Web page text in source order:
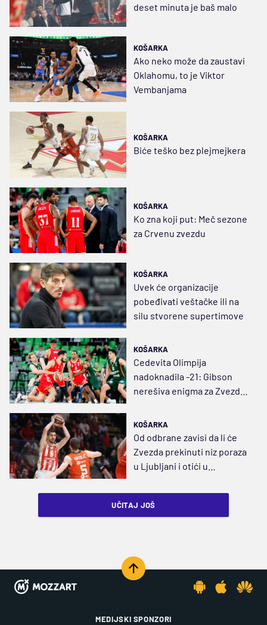
deset minuta je baš malo
KOŠARKA
Ako neko može da zaustavi
Oklahomu, to je Viktor
Vembanjama
KOŠARKA
Biće teško bez plejmejkera
KOŠARKA
Ko zna koji put: Meč sezone
za Crvenu zvezdu
KOŠARKA
Uvek će organizacije
pobeđivati veštačke ili na
silu stvorene supertimove
KOŠARKA
Cedevita Olimpija
nadoknadila -21: Gibson
nerešiva enigma za Zvezdu,
KOŠARKA
Od odbrane zavisi da li će
Zvezda prekinuti niz poraza
u Ljubljani i otići u
UČITAJ JOŠ
MEDIJSKI SPONZORI